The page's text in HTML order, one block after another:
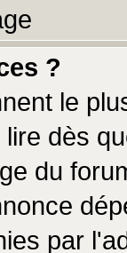
?
le
dès
du
par